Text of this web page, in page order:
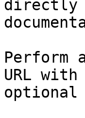
directly
Perform
URL
optional